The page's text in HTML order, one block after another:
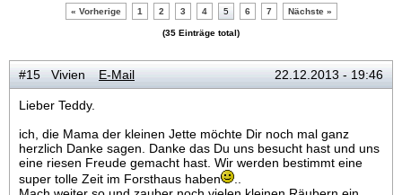
« Vorherige 1 2 3 4 5 6 7 Nächste »
(35 Einträge total)
#15 Vivien E-Mail 22.12.2013 - 19:46
Lieber Teddy.
ich, die Mama der kleinen Jette möchte Dir noch mal ganz
herzlich Danke sagen. Danke das Du uns besucht hast und uns
eine riesen Freude gemacht hast. Wir werden bestimmt eine
super tolle Zeit im Forsthaus haben